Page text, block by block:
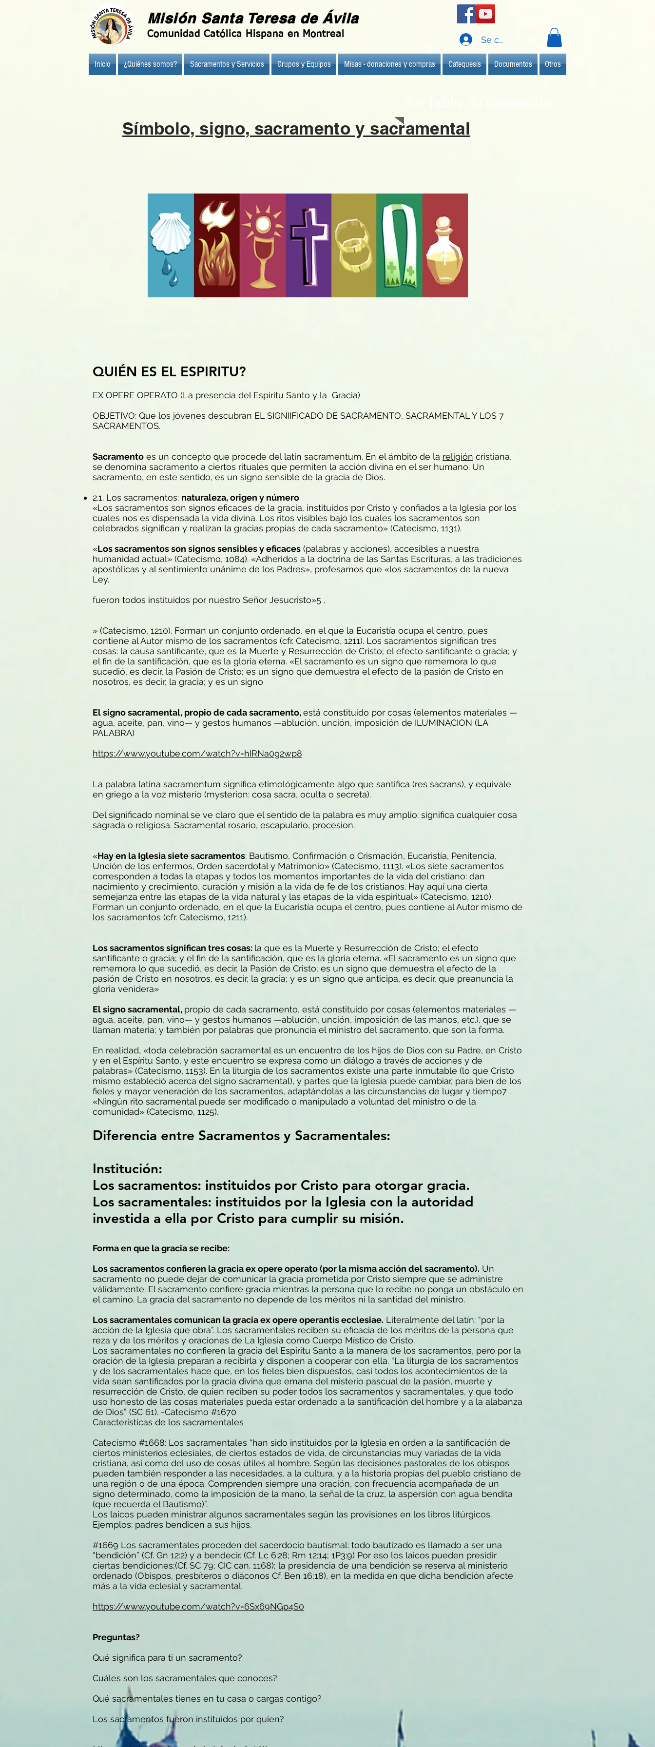
Misión Santa Teresa de Ávila
Comunidad Católica Hispana en Montreal
Se connecter
Inicio ¿Quiénes somos? Sacramentos y Servicios Grupos y Equipos Misas - donaciones y compras Catequesis Documentos Otros
Símbolo, signo, sacramento y sacramental
QUIÉN ES EL ESPIRITU?
EX OPERE OPERATO (La presencia del Espiritu Santo y la Gracia)
OBJETIVO: Que los jóvenes descubran EL SIGNIIFICADO DE SACRAMENTO, SACRAMENTAL Y LOS 7
SACRAMENTOS.
Sacramento es un concepto que procede del latín sacramentum. En el ámbito de la religión cristiana,
se denomina sacramento a ciertos rituales que permiten la acción divina en el ser humano. Un
sacramento, en este sentido, es un signo sensible de la gracia de Dios.
2.1. Los sacramentos: naturaleza, origen y número
«Los sacramentos son signos eficaces de la gracia, instituidos por Cristo y confiados a la Iglesia por los
cuales nos es dispensada la vida divina. Los ritos visibles bajo los cuales los sacramentos son
celebrados significan y realizan la gracias propias de cada sacramento» (Catecismo, 1131).
«Los sacramentos son signos sensibles y eficaces (palabras y acciones), accesibles a nuestra
humanidad actual» (Catecismo, 1084). «Adheridos a la doctrina de las Santas Escrituras, a las tradiciones
apostólicas y al sentimiento unánime de los Padres», profesamos que «los sacramentos de la nueva
Ley.
fueron todos instituidos por nuestro Señor Jesucristo»5 .
» (Catecismo, 1210). Forman un conjunto ordenado, en el que la Eucaristía ocupa el centro, pues
contiene al Autor mismo de los sacramentos (cfr. Catecismo, 1211). Los sacramentos significan tres
cosas: la causa santificante, que es la Muerte y Resurrección de Cristo; el efecto santificante o gracia; y
el fin de la santificación, que es la gloria eterna. «El sacramento es un signo que rememora lo que
sucedió, es decir, la Pasión de Cristo; es un signo que demuestra el efecto de la pasión de Cristo en
nosotros, es decir, la gracia; y es un signo
El signo sacramental, propio de cada sacramento,está constituido por cosas (elementos materiales —
agua, aceite, pan, vino— y gestos humanos —ablución, unción, imposición de ILUMINACION (LA
PALABRA)
https://www.youtube.com/watch?v=hIRNa0g2wp8
La palabra latina sacramentum significa etimológicamente algo que santifica (res sacrans), y equivale
en griego a la voz misterio (mysterion: cosa sacra, oculta o secreta).
Del significado nominal se ve claro que el sentido de la palabra es muy amplio: significa cualquier cosa
sagrada o religiosa. Sacramental rosario, escapulario, procesion.
«Hay en la Iglesia siete sacramentos: Bautismo, Confirmación o Crismación, Eucaristía, Penitencia,
Unción de los enfermos, Orden sacerdotal y Matrimonio» (Catecismo, 1113). «Los siete sacramentos
corresponden a todas la etapas y todos los momentos importantes de la vida del cristiano: dan
nacimiento y crecimiento, curación y misión a la vida de fe de los cristianos. Hay aquí una cierta
semejanza entre las etapas de la vida natural y las etapas de la vida espiritual» (Catecismo, 1210).
Forman un conjunto ordenado, en el que la Eucaristía ocupa el centro, pues contiene al Autor mismo de
los sacramentos (cfr. Catecismo, 1211).
Los sacramentos significan tres cosas: la que es la Muerte y Resurrección de Cristo; el efecto
santificante o gracia; y el fin de la santificación, que es la gloria eterna. «El sacramento es un signo que
rememora lo que sucedió, es decir, la Pasión de Cristo; es un signo que demuestra el efecto de la
pasión de Cristo en nosotros, es decir, la gracia; y es un signo que anticipa, es decir, que preanuncia la
gloria venidera»
El signo sacramental, propio de cada sacramento, está constituido por cosas (elementos materiales —
agua, aceite, pan, vino— y gestos humanos —ablución, unción, imposición de las manos, etc.), que se
llaman materia; y también por palabras que pronuncia el ministro del sacramento, que son la forma.
En realidad, «toda celebración sacramental es un encuentro de los hijos de Dios con su Padre, en Cristo
y en el Espíritu Santo, y este encuentro se expresa como un diálogo a través de acciones y de
palabras» (Catecismo, 1153). En la liturgia de los sacramentos existe una parte inmutable (lo que Cristo
mismo estableció acerca del signo sacramental), y partes que la Iglesia puede cambiar, para bien de los
fieles y mayor veneración de los sacramentos, adaptándolas a las circunstancias de lugar y tiempo7 .
«Ningún rito sacramental puede ser modificado o manipulado a voluntad del ministro o de la
comunidad» (Catecismo, 1125).
Diferencia entre Sacramentos y Sacramentales:
Institución:
Los sacramentos: instituidos por Cristo para otorgar gracia.
Los sacramentales: instituidos por la Iglesia con la autoridad
investida a ella por Cristo para cumplir su misión.
Forma en que la gracia se recibe:
Los sacramentos confieren la gracia ex opere operato (por la misma acción del sacramento). Un
sacramento no puede dejar de comunicar la gracia prometida por Cristo siempre que se administre
válidamente. El sacramento confiere gracia mientras la persona que lo recibe no ponga un obstáculo en
el camino. La gracia del sacramento no depende de los méritos ni la santidad del ministro.
Los sacramentales comunican la gracia ex opere operantis ecclesiae. Literalmente del latín: “por la
acción de la Iglesia que obra”. Los sacramentales reciben su eficacia de los méritos de la persona que
reza y de los méritos y oraciones de La Iglesia como Cuerpo Místico de Cristo.
Los sacramentales no confieren la gracia del Espíritu Santo a la manera de los sacramentos, pero por la
oración de la Iglesia preparan a recibirla y disponen a cooperar con ella. “La liturgia de los sacramentos
y de los sacramentales hace que, en los fieles bien dispuestos, casi todos los acontecimientos de la
vida sean santificados por la gracia divina que emana del misterio pascual de la pasión, muerte y
resurrección de Cristo, de quien reciben su poder todos los sacramentos y sacramentales, y que todo
uso honesto de las cosas materiales pueda estar ordenado a la santificación del hombre y a la alabanza
de Dios” (SC 61). -Catecismo #1670
Características de los sacramentales
Catecismo #1668: Los sacramentales “han sido instituidos por la Iglesia en orden a la santificación de
ciertos ministerios eclesiales, de ciertos estados de vida, de circunstancias muy variadas de la vida
cristiana, así como del uso de cosas útiles al hombre. Según las decisiones pastorales de los obispos
pueden también responder a las necesidades, a la cultura, y a la historia propias del pueblo cristiano de
una región o de una época. Comprenden siempre una oración, con frecuencia acompañada de un
signo determinado, como la imposición de la mano, la señal de la cruz, la aspersión con agua bendita
(que recuerda el Bautismo)”.
Los laicos pueden ministrar algunos sacramentales según las provisiones en los libros litúrgicos.
Ejemplos: padres bendicen a sus hijos.
#1669 Los sacramentales proceden del sacerdocio bautismal: todo bautizado es llamado a ser una
“bendición” (Cf. Gn 12:2) y a bendecir. (Cf. Lc 6:28; Rm 12:14; 1P3:9) Por eso los laicos pueden presidir
ciertas bendiciones;(Cf. SC 79; CIC can. 1168); la presidencia de una bendición se reserva al ministerio
ordenado (Obispos, presbíteros o diáconos Cf. Ben 16;18), en la medida en que dicha bendición afecte
más a la vida eclesial y sacramental.
https://www.youtube.com/watch?v=6Sx69NGp4S0
Preguntas?
Qué significa para ti un sacramento?
Cuáles son los sacramentales que conoces?
Qué sacramentales tienes en tu casa o cargas contigo?
Los sacramentos fueron instituidos por quien?